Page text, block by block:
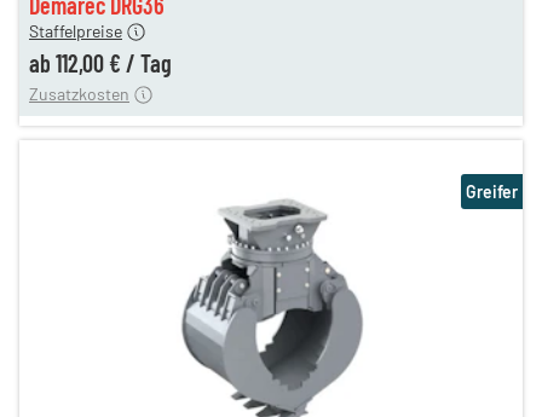
Staffelpreise
ab 112,00 € / Tag
12,00 €
Zusatzkosten
Greifer